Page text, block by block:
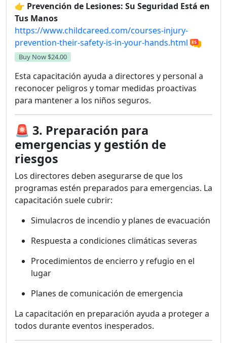
👉 Prevención de Lesiones: Su Seguridad Está en
Tus Manos
https://www.childcareed.com/courses-injury-
prevention-their-safety-is-in-your-hands.html
Buy Now $24.00
Esta capacitación ayuda a directores y personal a
reconocer peligros y tomar medidas proactivas
para mantener a los niños seguros.
🚨 3. Preparación para
emergencias y gestión de
riesgos
Los directores deben asegurarse de que los
programas estén preparados para emergencias. La
capacitación suele cubrir:
Simulacros de incendio y planes de evacuación
Respuesta a condiciones climáticas severas
Procedimientos de encierro y refugio en el
lugar
Planes de comunicación de emergencia
La capacitación en preparación ayuda a proteger a
todos durante eventos inesperados.